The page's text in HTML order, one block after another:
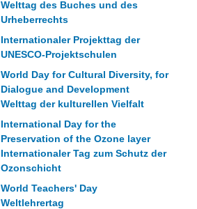
Welttag des Buches und des
Urheberrechts
Internationaler Projekttag der
UNESCO-Projektschulen
World Day for Cultural Diversity, for
Dialogue and Development
Welttag der kulturellen Vielfalt
International Day for the
Preservation of the Ozone layer
Internationaler Tag zum Schutz der
Ozonschicht
World Teachers' Day
Weltlehrertag